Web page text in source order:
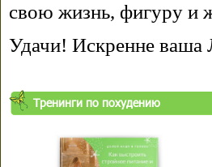
свою жизнь, фигуру и
Удачи! Искренне
Тренинги по похудению